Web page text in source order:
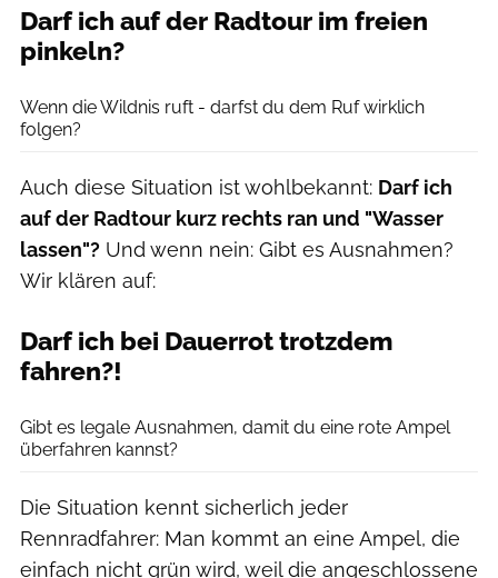
Darf ich auf der Radtour im freien
pinkeln?
Wenn die Wildnis ruft - darfst du dem Ruf wirklich
folgen?
Auch diese Situation ist wohlbekannt: Darf ich
auf der Radtour kurz rechts ran und "Wasser
lassen"? Und wenn nein: Gibt es Ausnahmen?
Wir klären auf:
Darf ich bei Dauerrot trotzdem
fahren?!
Gibt es legale Ausnahmen, damit du eine rote Ampel
überfahren kannst?
Die Situation kennt sicherlich jeder
Rennradfahrer: Man kommt an eine Ampel, die
einfach nicht grün wird, weil die angeschlossene